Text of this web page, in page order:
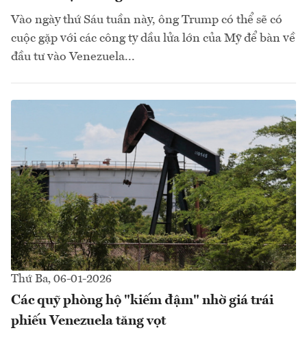
Vào ngày thứ Sáu tuần này, ông Trump có thể sẽ có
cuộc gặp với các công ty dầu lửa lớn của Mỹ để bàn về
đầu tư vào Venezuela...
Thứ Ba, 06-01-2026
Các quỹ phòng hộ "kiếm đậm" nhờ giá trái
phiếu Venezuela tăng vọt